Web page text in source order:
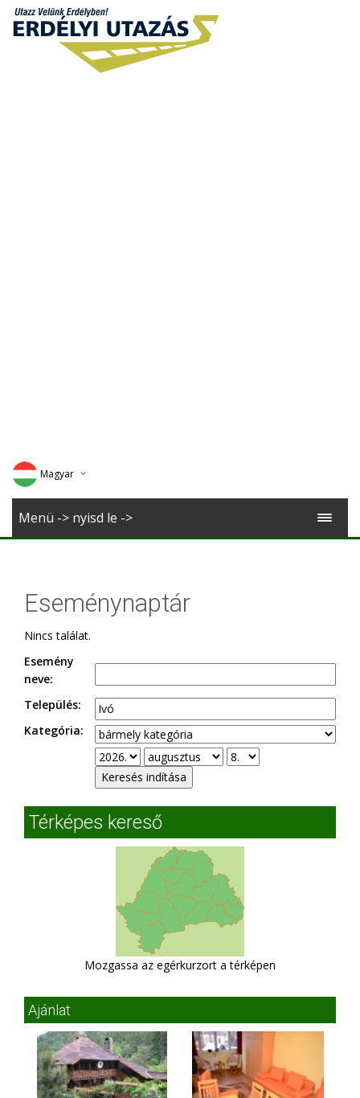
Magyar
Deutsch
Menü -> nyisd le ->
Eseménynaptár
Nincs találat.
Esemény
neve:
Település:
Kategória:
Térképes kereső
Mozgassa az egérkurzort a térképen
Ajánlat